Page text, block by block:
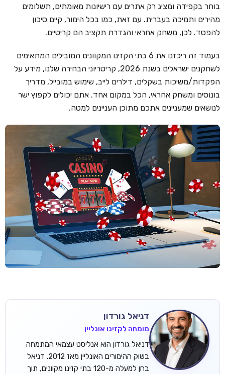
בוחר בקפידה ומציג רק אתרים עם רישיונות מאומתים, תשלומים
מהירים ותמיכה בעברית. עם זאת, כמו בכל הימור, קיים סיכון
להפסד. לכן, משחק אחראי והגדרת תקציב הם קריטיים.
בעמוד זה ריכזנו את 6 בתי הקזינו המקוונים המובילים המתאימים
לשחקנים ישראלים בשנת 2026, קריטריוני הבחירה שלנו, מידע על
הפקדות/משיכות בשקלים, דילרים לייב, שימוש במובייל, מדריך
בונוסים ומשחק אחראי, הכל במקום אחד. אתם יכולים לקפוץ ישר
לנושאים שמעניינים אתכם מתוכן העניינים למטה.
דניאל גורדון
מומחה לקזינו אונליין
דניאל גורדון הוא אנליסט עצמאי המתמחה
בשוק ההימורים האונליין מאז 2012. דניאל
בחן למעלה מ-120 בתי קזינו מקוונים, תוך